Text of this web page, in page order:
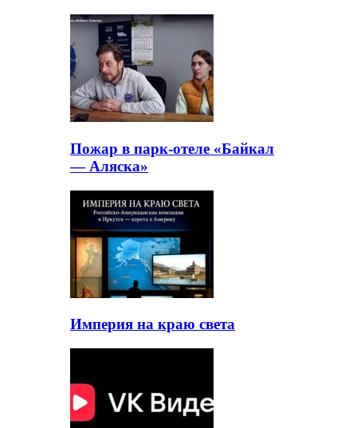
Пожар в парк-отеле «Байкал
— Аляска»
Империя на краю света